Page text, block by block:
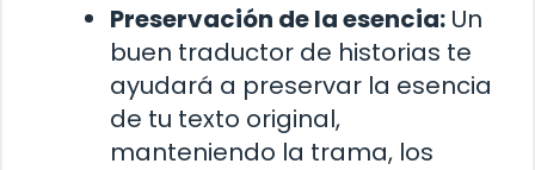
Preservación de la esencia: Un
buen traductor de historias te
ayudará a preservar la esencia
de tu texto original,
manteniendo la trama, los